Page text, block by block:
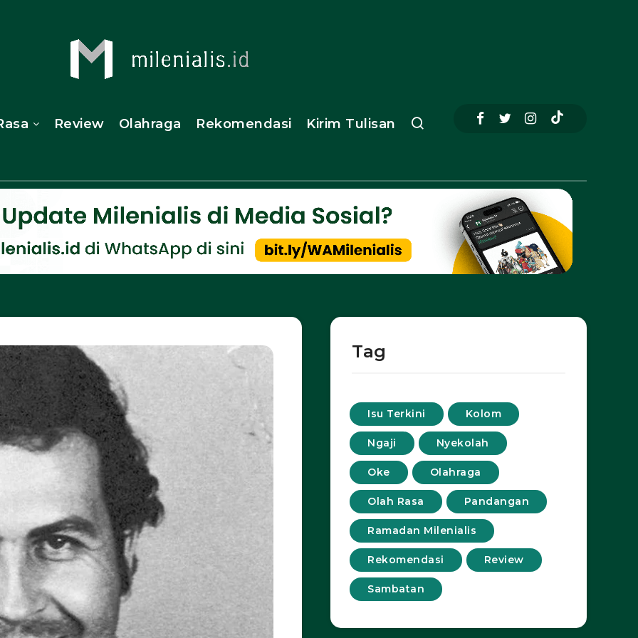
Review Olahraga Rekomendasi Kirim Tulisan
Tag
Isu Terkini Kolom
Ngaji Nyekolah
Oke Olahraga
Olah Rasa Pandangan
Ramadan Milenialis
Rekomendasi Review
Sambatan